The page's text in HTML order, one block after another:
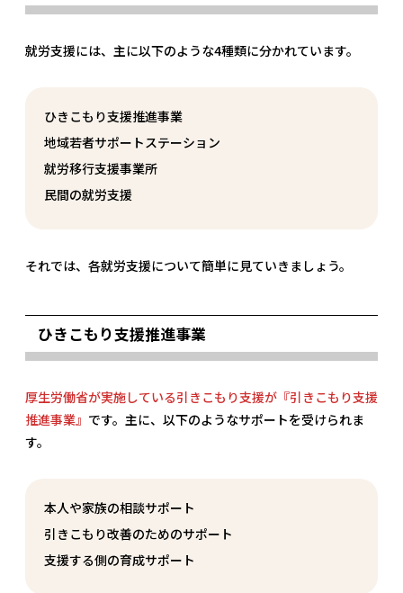
就労支援には、主に以下のような4種類に分かれています。
ひきこもり支援推進事業
地域若者サポートステーション
就労移行支援事業所
民間の就労支援
それでは、各就労支援について簡単に見ていきましょう。
ひきこもり支援推進事業
厚生労働省が実施している引きこもり支援が『引きこもり支援
推進事業』 です。主に、以下のようなサポートを受けられま
す。
本人や家族の相談サポート
引きこもり改善のためのサポート
支援する側の育成サポート